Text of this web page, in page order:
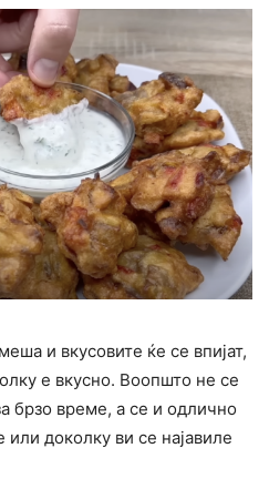
и вкусовите ќе се впијат,
е вкусно. Воопшто не се
брзо време, а се и одлично
доколку ви се најавиле